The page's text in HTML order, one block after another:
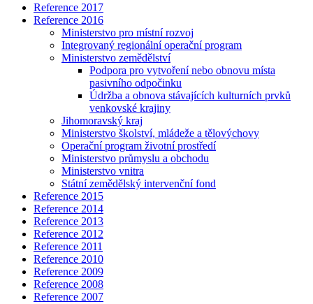
Reference 2017
Reference 2016
Ministerstvo pro místní rozvoj
Integrovaný regionální operační program
Ministerstvo zemědělství
Podpora pro vytvoření nebo obnovu místa
pasivního odpočinku
Údržba a obnova stávajících kulturních prvků
venkovské krajiny
Jihomoravský kraj
Ministerstvo školství, mládeže a tělovýchovy
Operační program životní prostředí
Ministerstvo průmyslu a obchodu
Ministerstvo vnitra
Státní zemědělský intervenční fond
Reference 2015
Reference 2014
Reference 2013
Reference 2012
Reference 2011
Reference 2010
Reference 2009
Reference 2008
Reference 2007